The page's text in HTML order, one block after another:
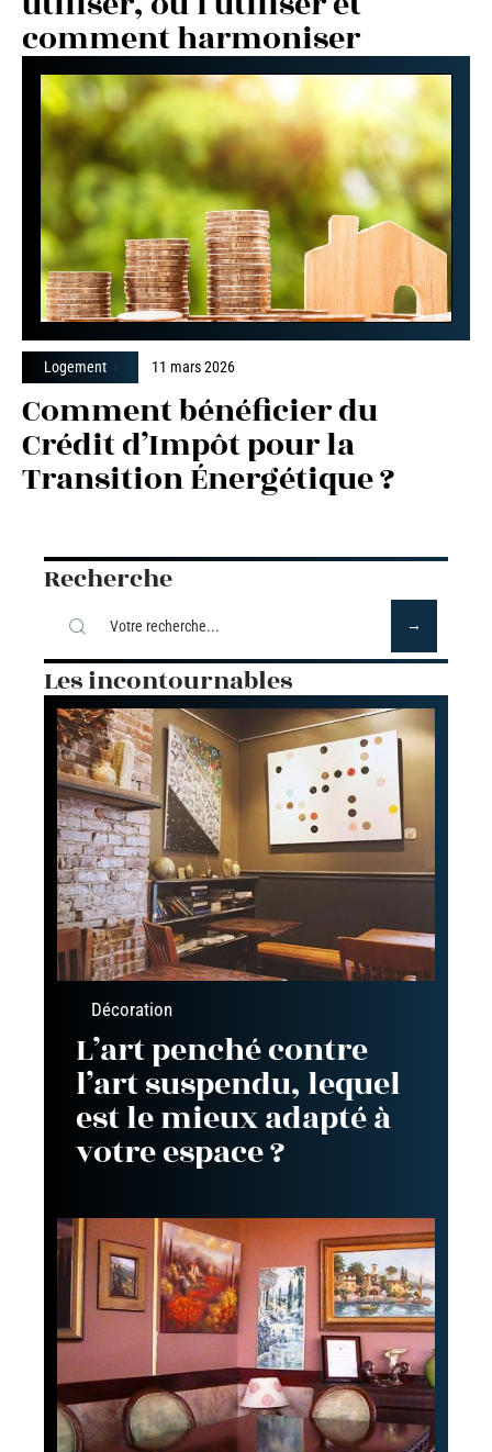
comment harmoniser
Logement 11 mars 2026
Comment bénéficier du
Crédit d’Impôt pour la
Transition Énergétique ?
Recherche
Les incontournables
Décoration
L’art penché contre
l’art suspendu, lequel
est le mieux adapté à
votre espace ?